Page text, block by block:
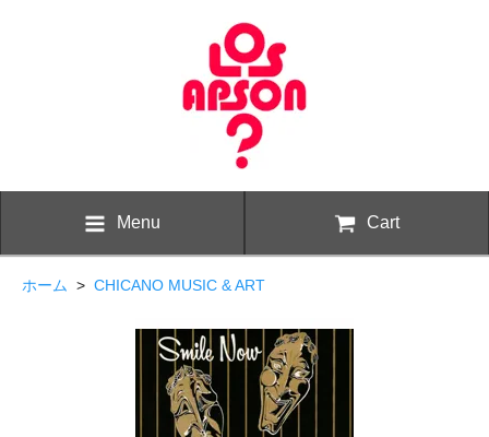
Menu Cart
ホーム > CHICANO MUSIC & ART